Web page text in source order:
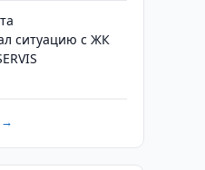
ситуацию с ЖК
→